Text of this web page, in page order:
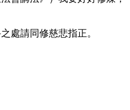
處請同修慈悲指正。